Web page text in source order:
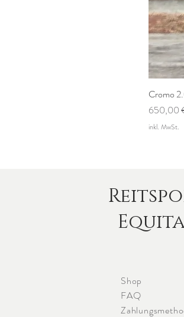
Cromo
Preis
650,00
inkl. MwSt.
Shop
FAQ